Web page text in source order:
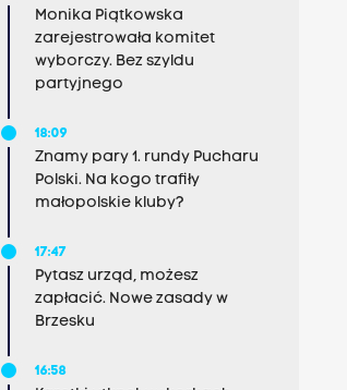
Monika Piątkowska
zarejestrowała komitet
wyborczy. Bez szyldu
partyjnego
18:09
Znamy pary 1. rundy Pucharu
Polski. Na kogo trafiły
małopolskie kluby?
17:47
Pytasz urząd, możesz
zapłacić. Nowe zasady w
Brzesku
16:58